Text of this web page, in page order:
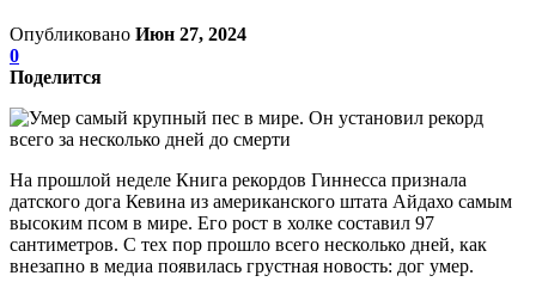
Опубликовано Июн 27, 2024
0
Поделится
На прошлой неделе Книга рекордов Гиннесса признала
датского дога Кевина из американского штата Айдахо самым
высоким псом в мире. Его рост в холке составил 97
сантиметров. С тех пор прошло всего несколько дней, как
внезапно в медиа появилась грустная новость: дог умер.